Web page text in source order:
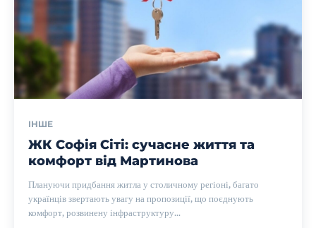
ІНШЕ
ЖК Софія Сіті: сучасне життя та
комфорт від Мартинова
Плануючи придбання житла у столичному регіоні, багато
українців звертають увагу на пропозиції, що поєднують
комфорт, розвинену інфраструктуру...